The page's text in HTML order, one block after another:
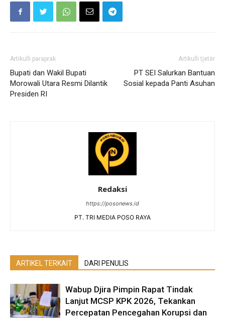
Artikulli paraprak
Bupati dan Wakil Bupati
Morowali Utara Resmi Dilantik
Presiden RI
Artikulli tjetër
PT SEI Salurkan Bantuan
Sosial kepada Panti Asuhan
Redaksi
https://posonews.id
PT. TRI MEDIA POSO RAYA
ARTIKEL TERKAIT DARI PENULIS
Wabup Djira Pimpin Rapat Tindak
Lanjut MCSP KPK 2026, Tekankan
Percepatan Pencegahan Korupsi dan